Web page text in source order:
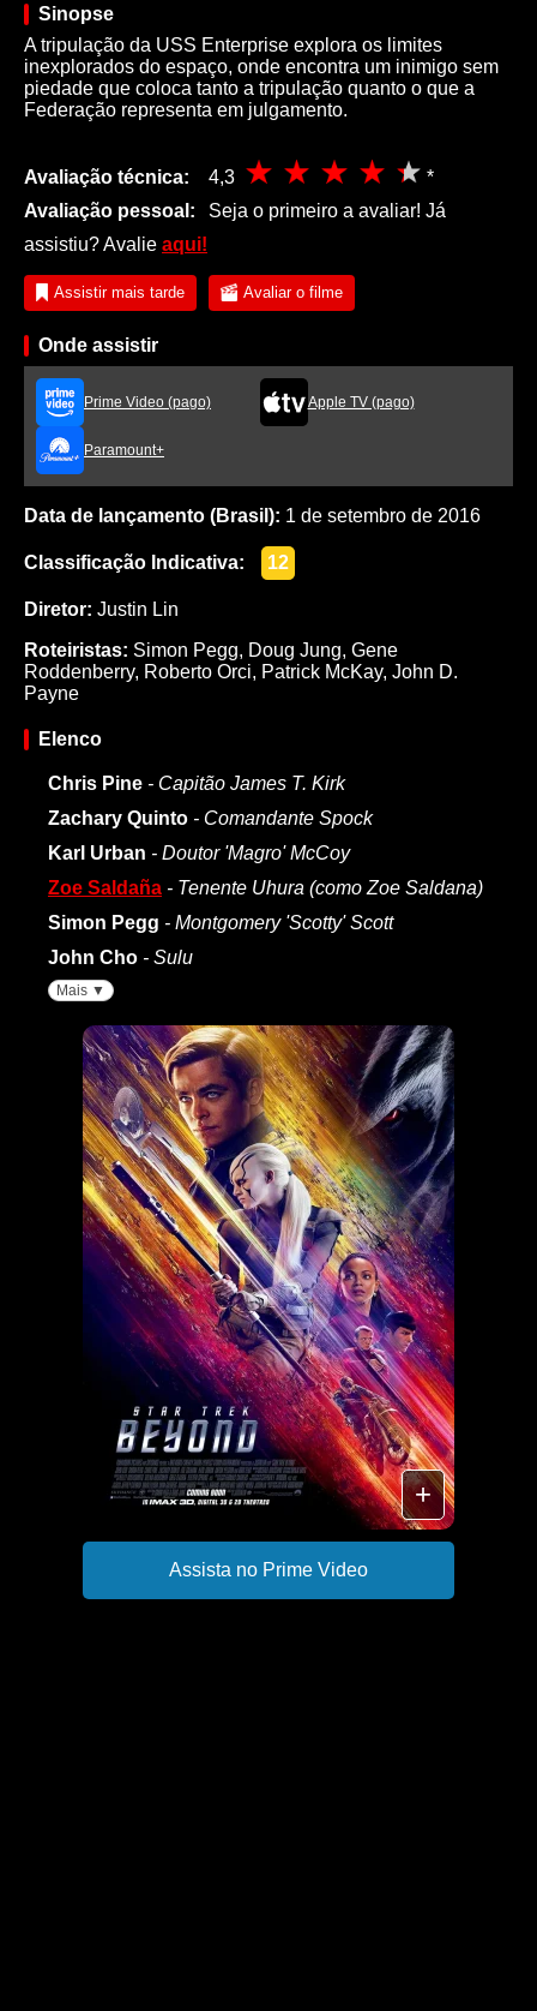
Sinopse
A tripulação da USS Enterprise explora os limites
inexplorados do espaço, onde encontra um inimigo sem
piedade que coloca tanto a tripulação quanto o que a
Federação representa em julgamento.
Avaliação técnica: 4,3
*
Avaliação pessoal:
Seja o primeiro a avaliar! Já
assistiu? Avalie aqui!
Assistir mais tarde Avaliar o filme
Onde assistir
Prime Video (pago) Apple TV (pago)
Paramount+
Data de lançamento (Brasil): 1 de setembro de 2016
Classificação Indicativa: 12
Diretor: Justin Lin
Roteiristas: Simon Pegg, Doug Jung, Gene
Roddenberry, Roberto Orci, Patrick McKay, John D.
Payne
Elenco
Chris Pine - Capitão James T. Kirk
Zachary Quinto - Comandante Spock
Karl Urban - Doutor 'Magro' McCoy
Zoe Saldaña - Tenente Uhura (como Zoe Saldana)
Simon Pegg - Montgomery 'Scotty' Scott
John Cho - Sulu
Mais ▼
+
Assista no Prime Video